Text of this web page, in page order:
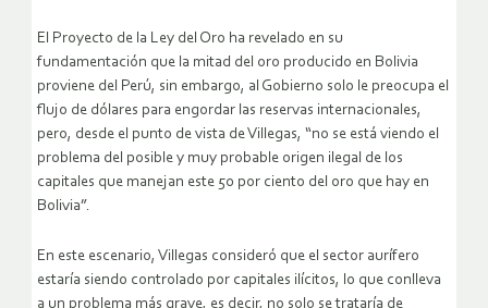
El Proyecto de la Ley del Oro ha revelado en su
fundamentación que la mitad del oro producido en Bolivia
proviene del Perú, sin embargo, al Gobierno solo le preocupa el
flujo de dólares para engordar las reservas internacionales,
pero, desde el punto de vista de Villegas, “no se está viendo el
problema del posible y muy probable origen ilegal de los
capitales que manejan este 50 por ciento del oro que hay en
Bolivia”.
En este escenario, Villegas consideró que el sector aurífero
estaría siendo controlado por capitales ilícitos, lo que conlleva
a un problema más grave, es decir, no solo se trataría de